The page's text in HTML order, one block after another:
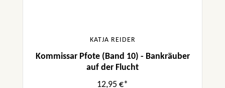
KATJA REIDER
Kommissar Pfote (Band 10) - Bankräuber
auf der Flucht
12,95 €*